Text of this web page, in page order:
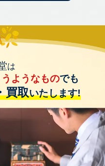
は
ようなものでも
買取いたします!